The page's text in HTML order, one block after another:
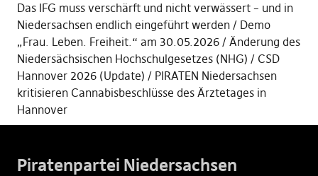
Das IFG muss verschärft und nicht verwässert – und in
Niedersachsen endlich eingeführt werden
Demo
„Frau. Leben. Freiheit.“ am 30.05.2026
Änderung des
Niedersächsischen Hochschulgesetzes (NHG)
CSD
Hannover 2026 (Update)
PIRATEN Niedersachsen
kritisieren Cannabisbeschlüsse des Ärztetages in
Hannover
Piratenpartei Niedersachsen